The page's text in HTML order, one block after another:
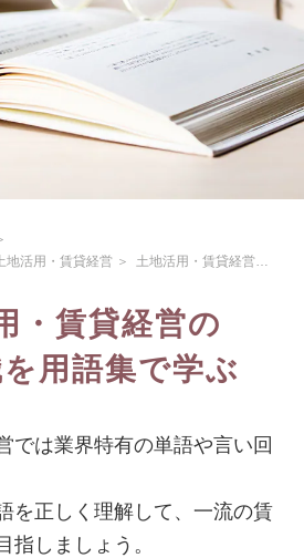
地活用・賃貸経営＞ 土地活用・賃貸経営の用語集
・賃貸経営の
用語集で学ぶ
では業界特有の単語や言い回
を正しく理解して、一流の賃
指しましょう。